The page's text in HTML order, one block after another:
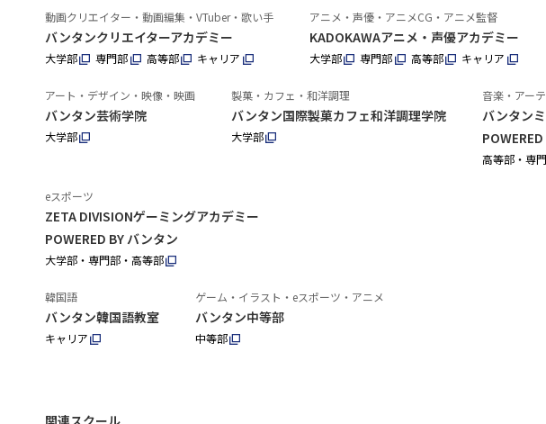
動画クリエイター・動画編集・VTuber・歌い手
バンタンクリエイターアカデミー
大学部 専門部 高等部 キャリア
アニメ・声優・アニメCG・アニメ監督
KADOKAWAアニメ・声優アカデミー
大学部 専門部 高等部 キャリア
アート・デザイン・映像・映画
バンタン芸術学院
大学部
製菓・カフェ・和洋調理
バンタン国際製菓カフェ和洋調理学院
大学部
音楽・アー
バンタン
高等部・専
eスポーツ
ZETA DIVISIONゲーミングアカデミー
POWERED BY バンタン
大学部・専門部・高等部
韓国語
バンタン韓国語教室
キャリア
ゲーム・イラスト・eスポーツ・アニメ
バンタン中等部
中等部